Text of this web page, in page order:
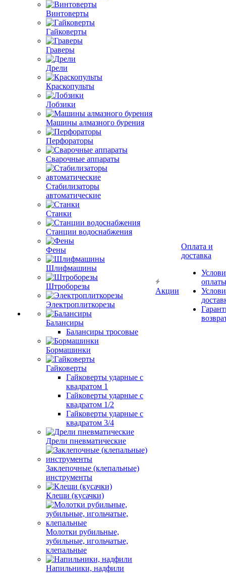
Винтоверты
Гайковерты
Граверы
Дрели
Краскопульты
Лобзики
Машины алмазного бурения
Перфораторы
Сварочные аппараты
Стабилизаторы
автоматические
Станки
Станции водоснабжения
Фены
Шлифмашины
Штроборезы
Электроплиткорезы
Балансиры
Балансиры тросовые
Бормашинки
Гайковерты
Гайковерты ударные с
квадратом 1
Гайковерты ударные с
квадратом 1/2
Гайковерты ударные с
квадратом 3/4
Дрели пневматические
Заклепочные (клепальные)
инструменты
Клещи (кусачки)
Молотки рубильные,
зубильные, игольчатые,
клепальные
Напильники, надфили
Акции
Оплата и
доставка
оплаты